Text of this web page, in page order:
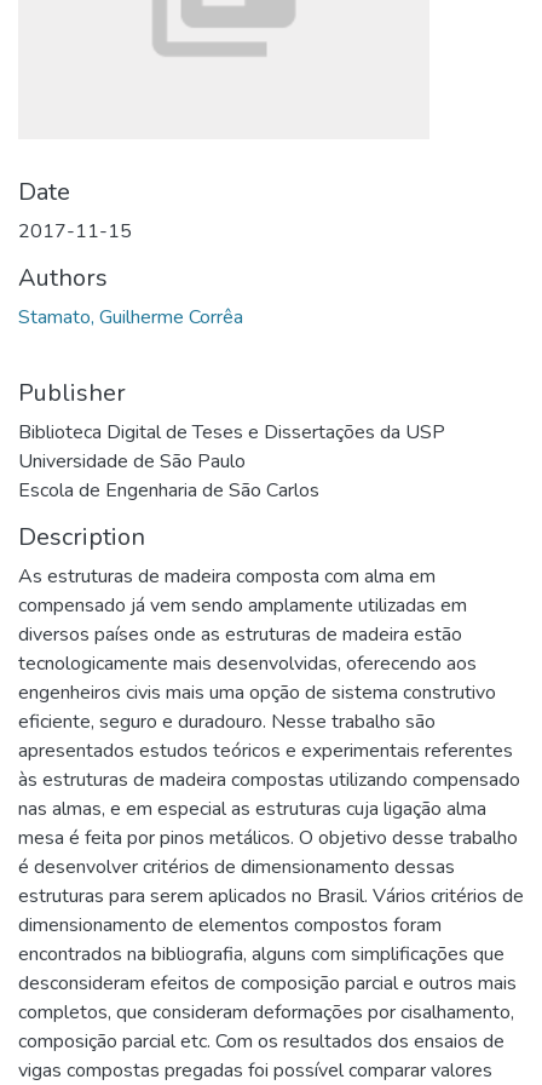
Date
2017-11-15
Authors
Stamato, Guilherme Corrêa
Publisher
Biblioteca Digital de Teses e Dissertações da USP
Universidade de São Paulo
Escola de Engenharia de São Carlos
Description
As estruturas de madeira composta com alma em
compensado já vem sendo amplamente utilizadas em
diversos países onde as estruturas de madeira estão
tecnologicamente mais desenvolvidas, oferecendo aos
engenheiros civis mais uma opção de sistema construtivo
eficiente, seguro e duradouro. Nesse trabalho são
apresentados estudos teóricos e experimentais referentes
às estruturas de madeira compostas utilizando compensado
nas almas, e em especial as estruturas cuja ligação alma
mesa é feita por pinos metálicos. O objetivo desse trabalho
é desenvolver critérios de dimensionamento dessas
estruturas para serem aplicados no Brasil. Vários critérios de
dimensionamento de elementos compostos foram
encontrados na bibliografia, alguns com simplificações que
desconsideram efeitos de composição parcial e outros mais
completos, que consideram deformações por cisalhamento,
composição parcial etc. Com os resultados dos ensaios de
vigas compostas pregadas foi possível comparar valores